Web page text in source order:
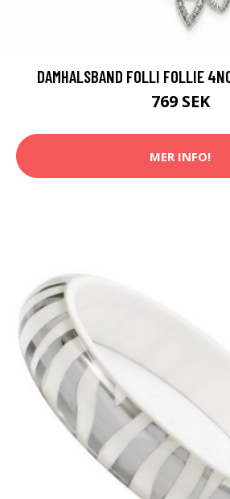
DAMHALSBAND FOLLI FOLLIE
769 SEK
MER INFO!